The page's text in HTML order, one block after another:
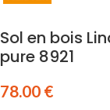
Sol en bois
pure 8921
78.00 €